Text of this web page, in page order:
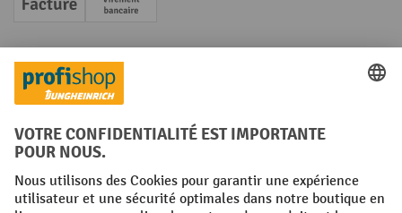
Facture Paiement anticipé
Réseaux sociaux
Facebook
YouTube
LinkedInInstagram
Conditions générales Mentions légales